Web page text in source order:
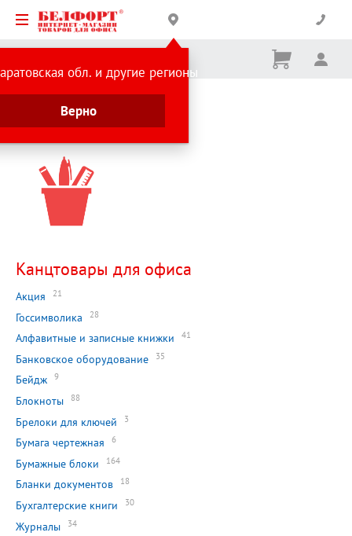
обл. и другие регионы
Верно
Корзина
Ничего
Главная страница
Каталог
Канцтовары для офиса
Акция 21
Госсимволика 28
Алфавитные и записные книжки 41
Банковское оборудование 35
Бейдж 9
Блокноты 88
Брелоки для ключей 3
Бумага чертежная 6
Бумажные блоки 164
Бланки документов 18
Бухгалтерские книги 30
Журналы 34